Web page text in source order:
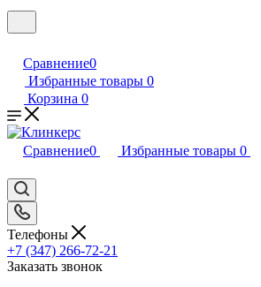
Сравнение0
Избранные товары 0
Корзина 0
Сравнение0 Избранные товары 0
Телефоны
+7 (347) 266-72-21
Заказать звонок